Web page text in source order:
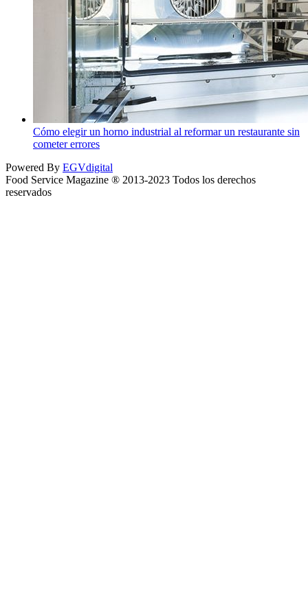
Cómo elegir un horno industrial al reformar un restaurante sin
cometer errores
Powered By EGVdigital
Food Service Magazine ® 2013-2023 Todos los derechos
reservados